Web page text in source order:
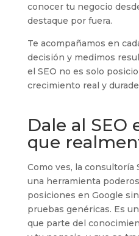
conocer tu negocio
destaque por fuera.
Te acompañamos en
decisión y medimos
el SEO no es solo
crecimiento real y
Dale al SEO
que
Como ves, la consultoría
una herramienta
posiciones en Google
pruebas genéricas. Es
que parte del